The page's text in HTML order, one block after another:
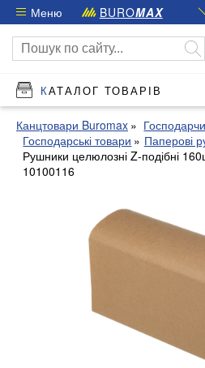
Меню BUROMAX
КАТАЛОГ ТОВАРІВ
Канцтовари Buromax
Господарські товари
Паперові
Рушники целюлозні Z-подібні
10100116